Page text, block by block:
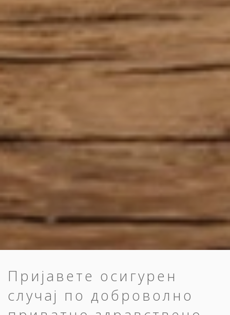
Пријавете осигурен
случај по доброволно